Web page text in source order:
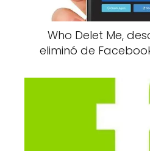
Who Delet Me,
eliminó de